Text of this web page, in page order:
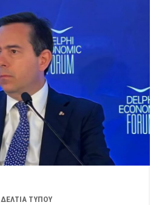
ΔΕΛΤΊΑ ΤΎΠΟΥ